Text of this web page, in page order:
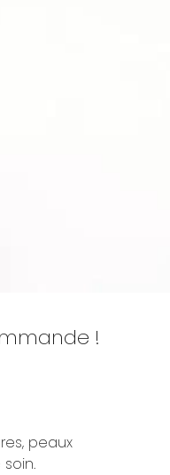
!
peaux